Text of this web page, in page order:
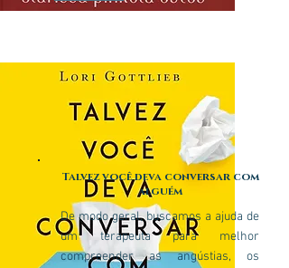
Talvez você deva conversar com
alguém
De modo geral, buscamos a ajuda de
um terapeuta para melhor
compreender as angústias, os